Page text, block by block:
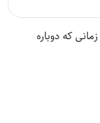
که دوباره